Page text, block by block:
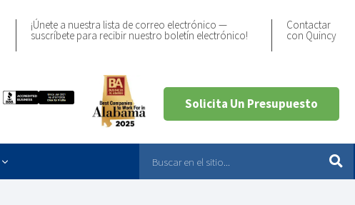
¡Únete a nuestra lista de correo electrónico —
suscríbete para recibir nuestro boletín electrónico!
Contactar
con Quincy
Solicita Un Presupuesto